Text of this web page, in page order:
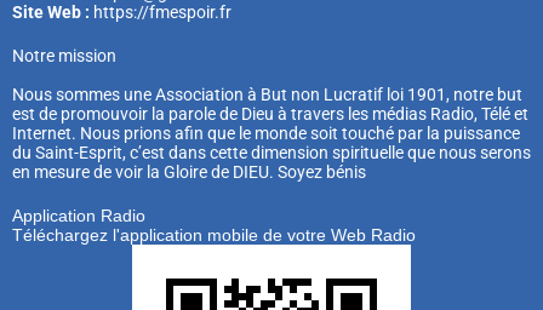
Site Web : https://fmespoir.fr
Notre mission
Nous sommes une Association à But non Lucratif loi 1901, notre but
est de promouvoir la parole de Dieu à travers les médias Radio, Télé et
Internet. Nous prions afin que le monde soit touché par la puissance
du Saint-Esprit, c’est dans cette dimension spirituelle que nous serons
en mesure de voir la Gloire de DIEU. Soyez bénis
Application Radio
Téléchargez l'application mobile de votre Web Radio